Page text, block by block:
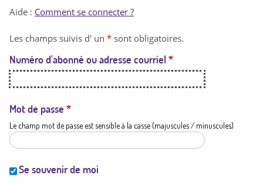
t
a
t
i
Aide : Comment se connecter ?
Les champs suivis d' un * sont obligatoires.
Numéro d'abonné ou adresse courriel *
Mot de passe *
Le champ mot de passe est sensible à la casse (majuscules / minuscules)
Se souvenir de moi